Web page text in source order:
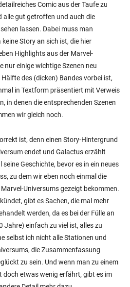
Comic aus der Taufe zu
alle gut getroffen und auch die
lassen. Dabei muss man
Story an sich ist, die hier
Highlights aus der Marvel-
nur einige wichtige Szenen neu
des (dicken) Bandes vorbei ist,
in Textform präsentiert mit Verweis
in denen die entsprechenden Szenen
wir gleich noch.
ist, denn einen Story-Hintergrund
endet und Galactus erzählt
Geschichte, bevor es in ein neues
zu dem wir eben noch einmal die
Universums gezeigt bekommen.
gibt es Sachen, die mal mehr
werden, da es bei der Fülle an
Jahre) einfach zu viel ist, alles zu
selbst ich nicht alle Stationen und
die Zusammenfassung
zu sein. Und wenn man zu einem
doch etwas wenig erfährt, gibt es im